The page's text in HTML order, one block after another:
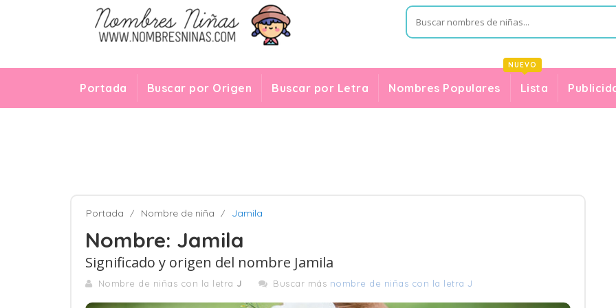
Portada Buscar por Origen Buscar por Letra Nombres Populares Lista
NUEVO
Portada Nombre de niña Jamila
Nombre: Jamila
Significado y origen del nombre Jamila
Nombre de niñas con la letra J Buscar más nombre de niñas con la letra J